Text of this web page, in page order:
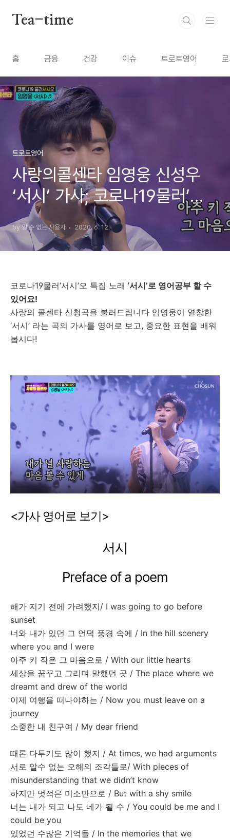
Tea-time
홈 금융 건강 이슈 트로트영어
트로트영어
사랑의콜센타 임영웅 신성우
‘서시’ 가사; 코로나19물러’서
시’오 [트로트 영어로]
by 알 수 없는 사용자 2020. 6. 12.
코로나19물러’서시’오 특집 노래 ‘서시’로 영어공부 할 수
있어요!
사랑의 콜센타 신청곡을 불러드립니다 임영웅이 열창한
‘서시’ 라는 곡의 가사를 영어로 보고, 중요한 표현을 배워
봅시다!
<가사 영어로 보기>
서시
Preface of a poem
해가 지기 전에 가려했지/ I was going to go before
sunset
너와 내가 있던 그 언덕 풍경 속에 / In the hill scenery
where you and I were
아주 키 작은 그 마음으로 / With our little hearts
세상을 꿈꾸고 그리며 말했던 곳 / The place where we
dreamt and drew of the world
이제 여행을 떠나야하는 / Now you must leave on a
journey
소중한 내 친구여 / My dear friend
때론 다투기도 많이 했지 / At times, we had arguments
서로 알수 없는 오해의 조각들로/ With pieces of
misunderstanding that we didn’t know
하지만 멋적은 미소만으로 / But with a shy smile
너는 내가 되고 나도 네가 될 수 / You could be me and I
could be you
있었던 수많은 기억들 / In the memories that we